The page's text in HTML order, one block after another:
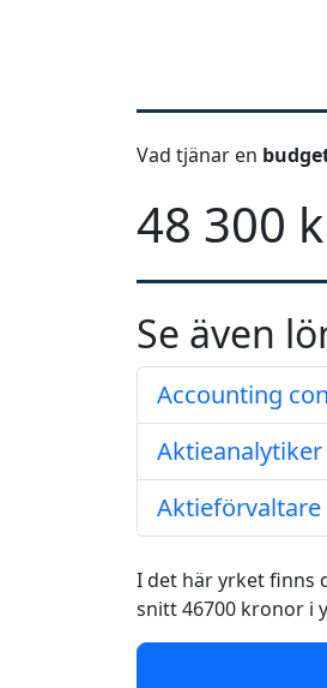
Vad tjänar en
48 300
Se även
Accounting
Aktieanalytiker
Aktieförvaltare
I det här yrket finns
snitt 46700 kronor i